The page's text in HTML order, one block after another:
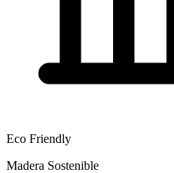
Eco Friendly
Madera Sostenible